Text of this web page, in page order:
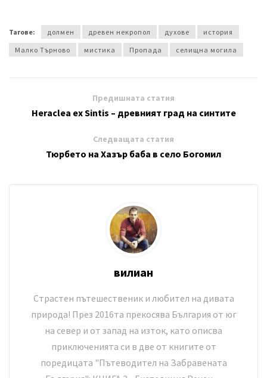
Тагове: долмен древен некропол духове
история
Малко Търново
мистика Пропада селищна могила
Предишната статия
Heraclea ex Sintis – древният град на синтите
Следващата статия
Тюрбето на Хазър баба в село Богомил
вилиан
Страстен пътешественик и любител на дивата
природа! През 2016та прекосява България от юг
на север и от запад на изток, като описва
приключенията си в две от книгите от
поредицата "Пътеводител на Забравената